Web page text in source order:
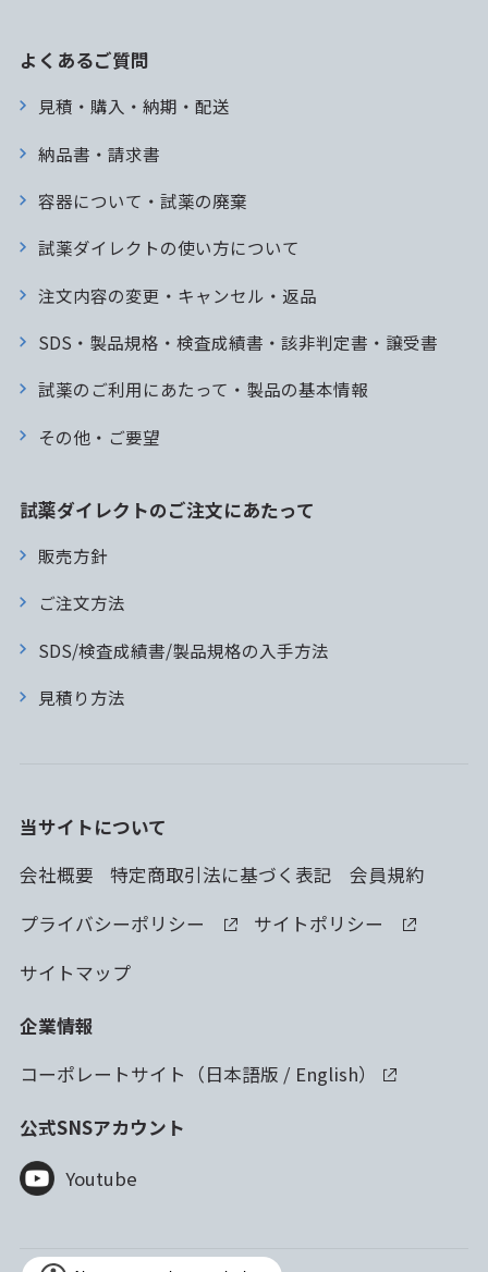
よくあるご質問
見積・購入・納期・配送
納品書・請求書
容器について・試薬の廃棄
試薬ダイレクトの使い方について
注文内容の変更・キャンセル・返品
SDS・製品規格・検査成績書・該非判定書・譲受書
試薬のご利用にあたって・製品の基本情報
その他・ご要望
試薬ダイレクトのご注文にあたって
販売方針
ご注文方法
SDS/検査成績書/製品規格の入手方法
見積り方法
当サイトについて
会社概要
特定商取引法に基づく表記
会員規約
プライバシーポリシー
サイトポリシー
サイトマップ
企業情報
コーポレートサイト（日本語版 / English）
公式SNSアカウント
Youtube